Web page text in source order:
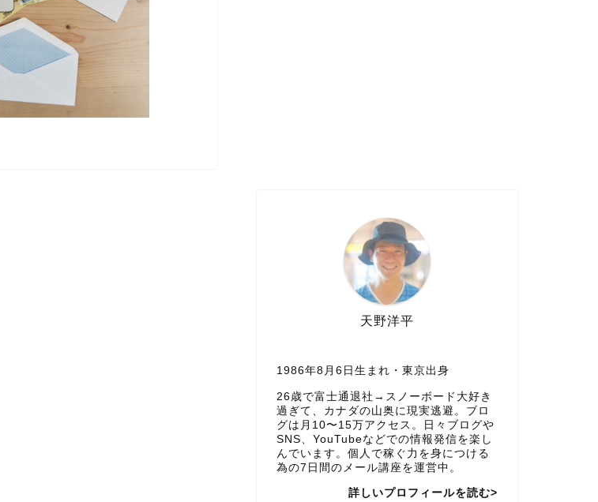
天野洋平
1986年8月6日生まれ・東京出身
26歳で富士通退社→スノーボード大好き
過ぎて、カナダの山奥に現実逃避。ブロ
グは月10〜15万アクセス。日々ブログや
SNS、YouTubeなどでの情報発信を楽し
んでいます。個人で稼ぐ力を身につける
為の7日間のメール講座を運営中。
詳しいプロフィールを読む>